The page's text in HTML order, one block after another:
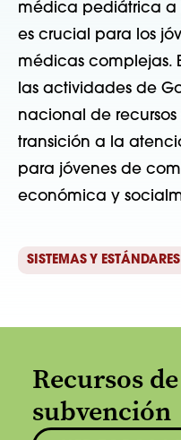
médica pediátrica a
es crucial para los
médicas complejas.
las actividades de
nacional de
transición a la
para jóvenes de
económica y
SISTEMAS Y ESTÁNDARES
Recursos
subvención